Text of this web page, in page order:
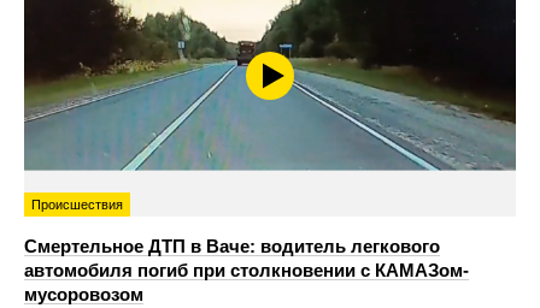
Происшествия
Смертельное ДТП в Ваче: водитель легкового
автомобиля погиб при столкновении с КАМАЗом-
мусоровозом